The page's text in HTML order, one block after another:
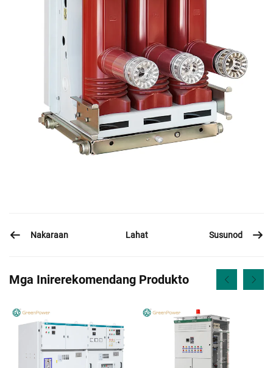
Nakaraan Lahat Susunod
Mga Inirerekomendang Produkto